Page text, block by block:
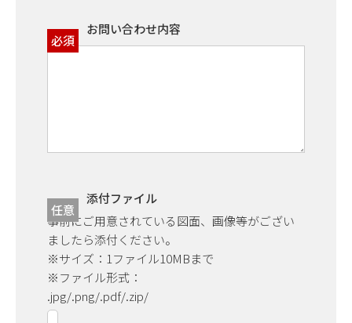
お問い合わせ内容
必須
添付ファイル
任意
事前にご用意されている図面、画像等がござい
ましたら添付ください。
※サイズ：1ファイル10MBまで
※ファイル形式：
.jpg/.png/.pdf/.zip/